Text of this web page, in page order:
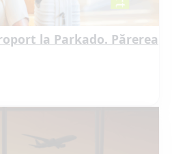
la Parkado. Părerea